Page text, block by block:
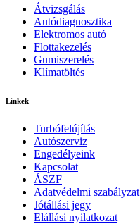
Átvizsgálás
Autódiagnosztika
Elektromos autó
Flottakezelés
Gumiszerelés
Klímatöltés
Linkek
Turbófelújítás
Autószerviz
Engedélyeink
Kapcsolat
ÁSZF
Adatvédelmi szabályzat
Jótállási jegy
Elállási nyilatkozat